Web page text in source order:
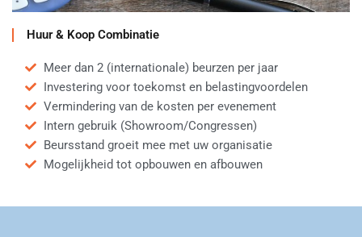
Huur & Koop Combinatie
Meer dan 2 (internationale) beurzen per jaar
Investering voor toekomst en belastingvoordelen
Vermindering van de kosten per evenement
Intern gebruik (Showroom/Congressen)
Beursstand groeit mee met uw organisatie
Mogelijkheid tot opbouwen en afbouwen